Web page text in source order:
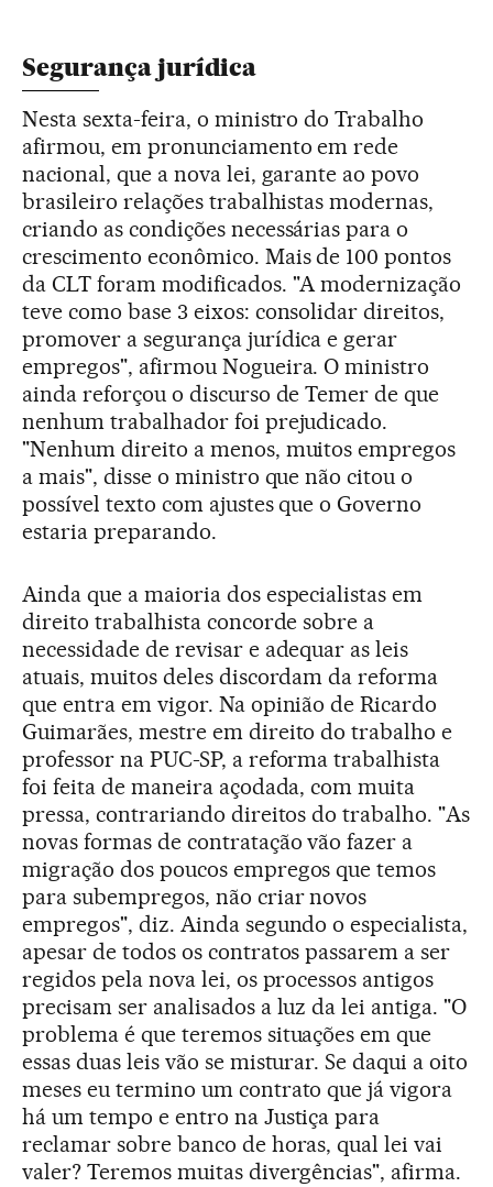
Segurança jurídica
Nesta sexta-feira, o ministro do Trabalho
afirmou, em pronunciamento em rede
nacional, que a nova lei, garante ao povo
brasileiro relações trabalhistas modernas,
criando as condições necessárias para o
crescimento econômico. Mais de 100 pontos
da CLT foram modificados. "A modernização
teve como base 3 eixos: consolidar direitos,
promover a segurança jurídica e gerar
empregos", afirmou Nogueira. O ministro
ainda reforçou o discurso de Temer de que
nenhum trabalhador foi prejudicado.
"Nenhum direito a menos, muitos empregos
a mais", disse o ministro que não citou o
possível texto com ajustes que o Governo
estaria preparando.
Ainda que a maioria dos especialistas em
direito trabalhista concorde sobre a
necessidade de revisar e adequar as leis
atuais, muitos deles discordam da reforma
que entra em vigor. Na opinião de Ricardo
Guimarães, mestre em direito do trabalho e
professor na PUC-SP, a reforma trabalhista
foi feita de maneira açodada, com muita
pressa, contrariando direitos do trabalho. "As
novas formas de contratação vão fazer a
migração dos poucos empregos que temos
para subempregos, não criar novos
empregos", diz. Ainda segundo o especialista,
apesar de todos os contratos passarem a ser
regidos pela nova lei, os processos antigos
precisam ser analisados a luz da lei antiga. "O
problema é que teremos situações em que
essas duas leis vão se misturar. Se daqui a oito
meses eu termino um contrato que já vigora
há um tempo e entro na Justiça para
reclamar sobre banco de horas, qual lei vai
valer? Teremos muitas divergências", afirma.